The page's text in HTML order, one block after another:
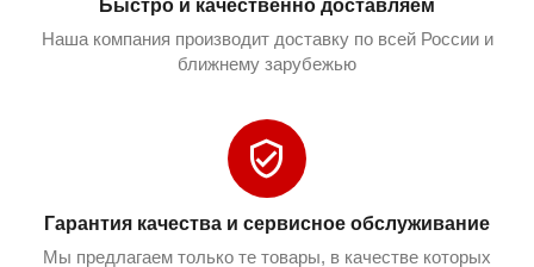
Быстро и качественно доставляем
Наша компания производит доставку по всей России и
ближнему зарубежью
Гарантия качества и сервисное обслуживание
Мы предлагаем только те товары, в качестве которых